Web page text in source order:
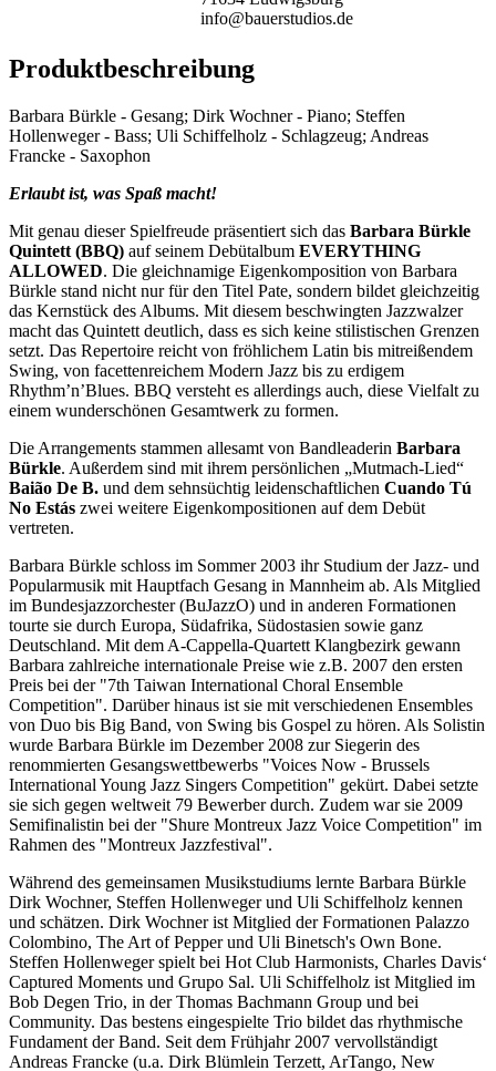
info@bauerstudios.de
Produktbeschreibung
Barbara Bürkle - Gesang; Dirk Wochner - Piano; Steffen
Hollenweger - Bass; Uli Schiffelholz - Schlagzeug; Andreas
Francke - Saxophon
Erlaubt ist, was Spaß macht!
Mit genau dieser Spielfreude präsentiert sich das Barbara Bürkle
Quintett (BBQ) auf seinem Debütalbum EVERYTHING
ALLOWED. Die gleichnamige Eigenkomposition von Barbara
Bürkle stand nicht nur für den Titel Pate, sondern bildet gleichzeitig
das Kernstück des Albums. Mit diesem beschwingten Jazzwalzer
macht das Quintett deutlich, dass es sich keine stilistischen Grenzen
setzt. Das Repertoire reicht von fröhlichem Latin bis mitreißendem
Swing, von facettenreichem Modern Jazz bis zu erdigem
RhythmʼnʼBlues. BBQ versteht es allerdings auch, diese Vielfalt zu
einem wunderschönen Gesamtwerk zu formen.
Die Arrangements stammen allesamt von Bandleaderin Barbara
Bürkle. Außerdem sind mit ihrem persönlichen „Mutmach-Lied“
Baião De B. und dem sehnsüchtig leidenschaftlichen Cuando Tú
No Estás zwei weitere Eigenkompositionen auf dem Debüt
vertreten.
Barbara Bürkle schloss im Sommer 2003 ihr Studium der Jazz- und
Popularmusik mit Hauptfach Gesang in Mannheim ab. Als Mitglied
im Bundesjazzorchester (BuJazzO) und in anderen Formationen
tourte sie durch Europa, Südafrika, Südostasien sowie ganz
Deutschland. Mit dem A-Cappella-Quartett Klangbezirk gewann
Barbara zahlreiche internationale Preise wie z.B. 2007 den ersten
Preis bei der "7th Taiwan International Choral Ensemble
Competition". Darüber hinaus ist sie mit verschiedenen Ensembles
von Duo bis Big Band, von Swing bis Gospel zu hören. Als Solistin
wurde Barbara Bürkle im Dezember 2008 zur Siegerin des
renommierten Gesangswettbewerbs "Voices Now - Brussels
International Young Jazz Singers Competition" gekürt. Dabei setzte
sie sich gegen weltweit 79 Bewerber durch. Zudem war sie 2009
Semifinalistin bei der "Shure Montreux Jazz Voice Competition" im
Rahmen des "Montreux Jazzfestival".
Während des gemeinsamen Musikstudiums lernte Barbara Bürkle
Dirk Wochner, Steffen Hollenweger und Uli Schiffelholz kennen
und schätzen. Dirk Wochner ist Mitglied der Formationen Palazzo
Colombino, The Art of Pepper und Uli Binetsch's Own Bone.
Steffen Hollenweger spielt bei Hot Club Harmonists, Charles Davisʻ
Captured Moments und Grupo Sal. Uli Schiffelholz ist Mitglied im
Bob Degen Trio, in der Thomas Bachmann Group und bei
Community. Das bestens eingespielte Trio bildet das rhythmische
Fundament der Band. Seit dem Frühjahr 2007 vervollständigt
Andreas Francke (u.a. Dirk Blümlein Terzett, ArTango, New